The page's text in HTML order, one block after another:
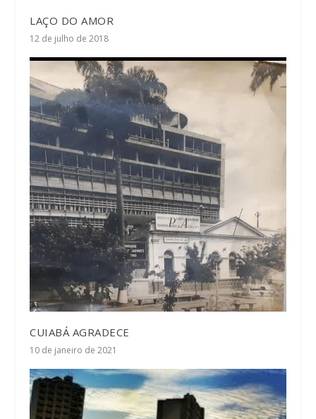
LAÇO DO AMOR
12 de julho de 2018
CUIABÁ AGRADECE
10 de janeiro de 2021